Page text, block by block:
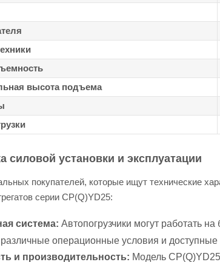
высота подъема
силовой установки и эксплуатации
покупателей, которые ищут технические
серии CP(Q)YD25:
система: Автопогрузчики могут работать
операционные условия и доступные
и производительность: Модель